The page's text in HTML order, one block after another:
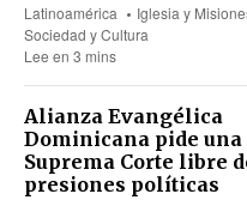
Latinoamérica
Iglesia y
Sociedad y Cultura
Lee en 3 mins
Alianza Evangélica
Dominicana pide una
Suprema Corte libre
presiones políticas